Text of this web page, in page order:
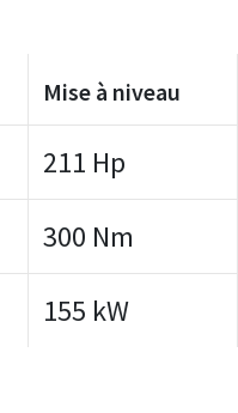
Mise à niveau
211 Hp
300 Nm
155 kW